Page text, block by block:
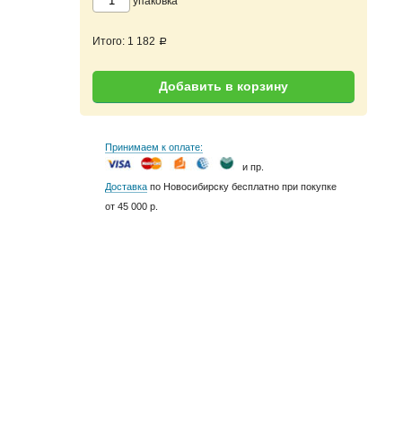
Итого: 1 182 a
Добавить в корзину
Принимаем к оплате:
и пр.
Доставка по Новосибирску бесплатно при покупке
от 45 000 р.